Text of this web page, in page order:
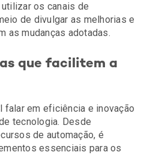
os canais de
de divulgar as melhorias e
as mudanças adotadas.
que facilitem a
falar em eficiência e inovação
tecnologia. Desde
de automação, é
essenciais para os